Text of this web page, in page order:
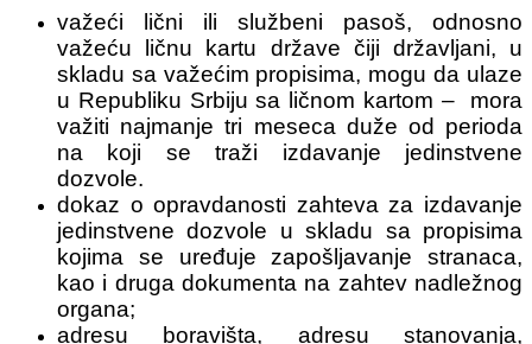
važeći lični ili službeni pasoš, odnosno
važeću ličnu kartu države čiji državljani, u
skladu sa važećim propisima, mogu da ulaze
u Republiku Srbiju sa ličnom kartom – mora
važiti najmanje tri meseca duže od perioda
na koji se traži izdavanje jedinstvene
dozvole.
dokaz o opravdanosti zahteva za izdavanje
jedinstvene dozvole u skladu sa propisima
kojima se uređuje zapošljavanje stranaca,
kao i druga dokumenta na zahtev nadležnog
organa;
adresu boravišta, adresu stanovanja,